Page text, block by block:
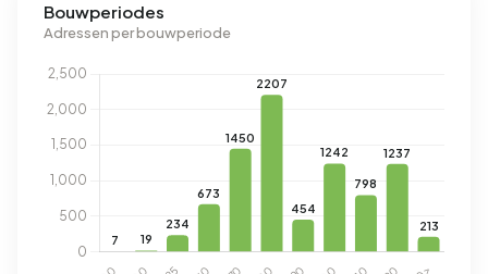
Bouwperiodes
Adressen per bouwperiode